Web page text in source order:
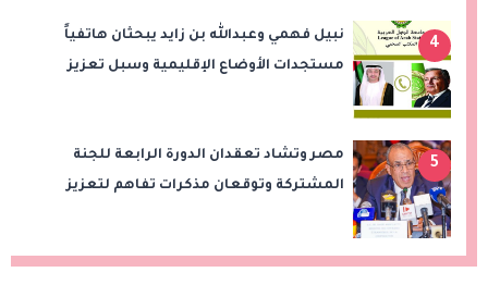
4
نبيل فهمي وعبدالله بن زايد يبحثان هاتفياً
مستجدات الأوضاع الإقليمية وسبل تعزيز
5
مصر وتشاد تعقدان الدورة الرابعة للجنة
المشتركة وتوقعان مذكرات تفاهم لتعزيز